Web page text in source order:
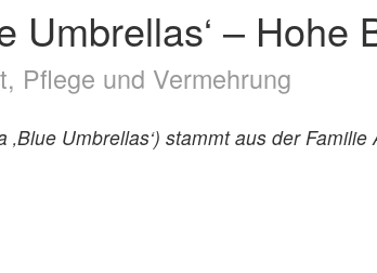
Umbrellas‘ – Hohe
Pflege und Vermehrung
Umbrellas‘) stammt aus der